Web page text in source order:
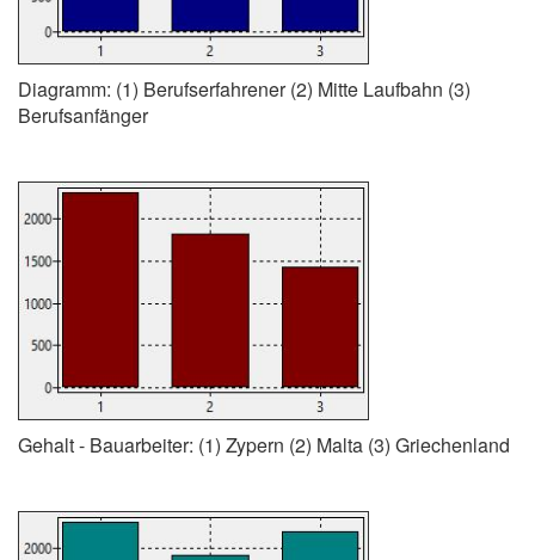
Diagramm: (1) Berufserfahrener (2) Mitte Laufbahn (3)
Berufsanfänger
Gehalt - Bauarbeiter: (1) Zypern (2) Malta (3) Griechenland